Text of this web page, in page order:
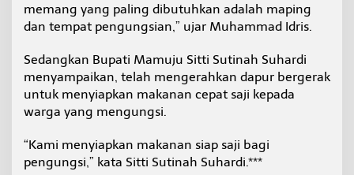
memang yang paling dibutuhkan adalah maping
dan tempat pengungsian,” ujar Muhammad Idris.
Sedangkan Bupati Mamuju Sitti Sutinah Suhardi
menyampaikan, telah mengerahkan dapur bergerak
untuk menyiapkan makanan cepat saji kepada
warga yang mengungsi.
“Kami menyiapkan makanan siap saji bagi
pengungsi,” kata Sitti Sutinah Suhardi.***